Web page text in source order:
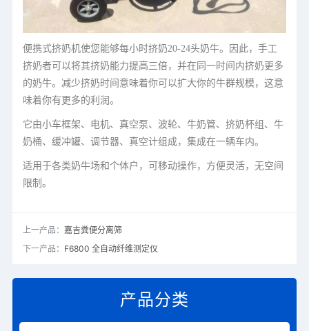
产品分类
便携式挤奶机使您能够每小时挤奶20-24头奶牛。因此，手工
挤奶者可以将其挤奶能力提高三倍，并在同一时间内挤奶更多
的奶牛。减少挤奶时间意味着你可以扩大你的牛群规模，这意
味着你有更多的利润。
它由小车框架、电机、真空泵、波轮、牛奶管、挤奶杯组、牛
奶桶、缓冲罐、调节器、真空计组成，集成在一辆车内。
适用于各类奶牛场和个体户，可移动操作，方便灵活，无空间
限制。
上一产品： 嘉吉粪便分离筛
下一产品： F6800 全自动纤维测定仪